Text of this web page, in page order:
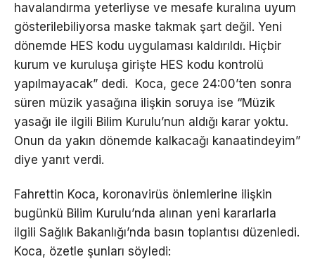
havalandırma yeterliyse ve mesafe kuralına uyum
gösterilebiliyorsa maske takmak şart değil. Yeni
dönemde HES kodu uygulaması kaldırıldı. Hiçbir
kurum ve kuruluşa girişte HES kodu kontrolü
yapılmayacak” dedi. Koca, gece 24:00’ten sonra
süren müzik yasağına ilişkin soruya ise “Müzik
yasağı ile ilgili Bilim Kurulu’nun aldığı karar yoktu.
Onun da yakın dönemde kalkacağı kanaatindeyim”
diye yanıt verdi.
Fahrettin Koca, koronavirüs önlemlerine ilişkin
bugünkü Bilim Kurulu’nda alınan yeni kararlarla
ilgili Sağlık Bakanlığı’nda basın toplantısı düzenledi.
Koca, özetle şunları söyledi: